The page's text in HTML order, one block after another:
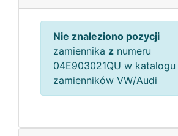
Nie znaleziono pozycji
zamiennika z numeru
04E903021QU w katalogu
zamienników VW/Audi